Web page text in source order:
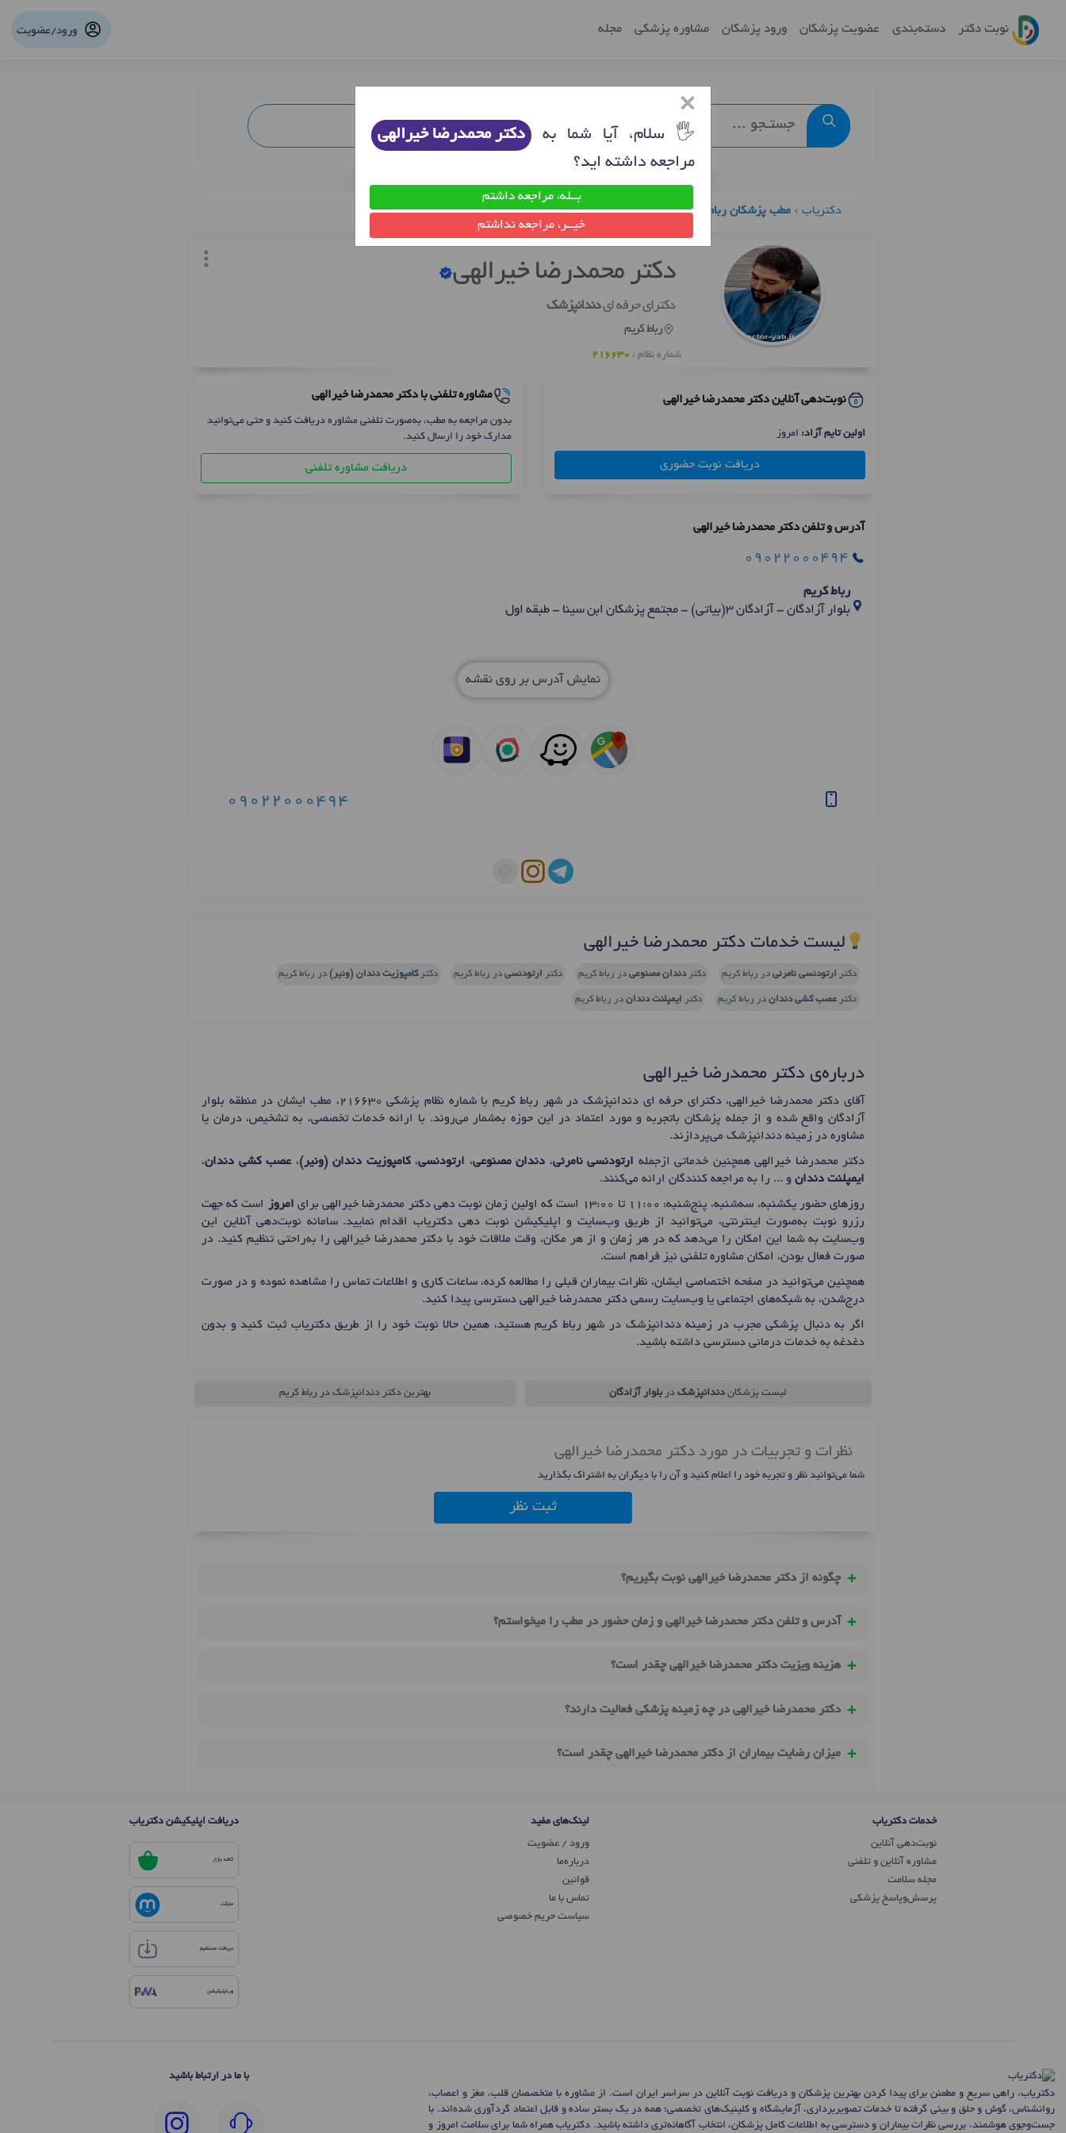
نوبت دکتر دسته‌بندی عضویت پزشکان ورود پزشکان مشاوره پزشکی مجله ورود/عضویت
دکتریاب مطب پزشکان رباط کریم دکتر دندانپزشک رباط کریم دکتر محمدرضا خیرالهی
دکتر محمدرضا خیرالهی
دکترای حرفه ایدندانپزشک
رباط کریم
شماره نظام : 216630
نوبت‌دهی آنلاین دکتر محمدرضا خیرالهی
اولین تایم آزاد: امروز
دریافت نوبت حضوری
مشاوره تلفنی با دکتر محمدرضا خیرالهی
بدون مراجعه به مطب، به‌صورت تلفنی مشاوره دریافت کنید و حتی می‌توانید
مدارک خود را ارسال کنید.
دریافت مشاوره تلفنی
آدرس و تلفن دکتر محمدرضا خیرالهی
09022000494
رباط کریم
بلوار آزادگان - آزادگان 3(بیاتی) - مجتمع پزشکان ابن سینا - طبقه اول
نمایش آدرس بر روی نقشه
09022000494
لیست خدمات دکتر محمدرضا خیرالهی
دکتر ارتودنسی نامرئی در رباط کریم دکتردندان مصنوعی در رباط کریم دکتر ارتودنسی در رباط کریم دکترکامپوزیت دندان (ونیر) در رباط کریم
دکتر عصب کشی دندان در رباط کریم دکتر ایمپلنت دندان در رباط کریم
درباره‌ی دکتر محمدرضا خیرالهی
آقای دکتر محمدرضا خیرالهی، دکترای حرفه ای دندانپزشک در شهر رباط کریم با شماره نظام پزشکی 216630، مطب ایشان در منطقه بلوار
آزادگان واقع شده و از جمله پزشکان باتجربه و مورد اعتماد در این حوزه به‌شمار می‌روند. با ارائه خدمات تخصصی، به تشخیص، درمان یا
مشاوره در زمینه دندانپزشک می‌پردازند.
دکتر محمدرضا خیرالهی همچنین خدماتی ازجمله ارتودنسی نامرئی، دندان مصنوعی، ارتودنسی،کامپوزیت دندان (ونیر)،عصب کشی دندان،
ایمپلنت دندان و ... را به مراجعه کنندگان ارائه می‌کنند.
روزهای حضور یکشنبه، سه‌شنبه، پنج‌شنبه: 11:00 تا 13:00 است که اولین زمان نوبت دهی دکتر محمدرضا خیرالهی برای
امروز
است که جهت
رزرو نوبت به‌صورت اینترنتی، می‌توانید از طریق وب‌سایت و اپلیکیشن نوبت دهی دکتریاب اقدام نمایید. سامانه نوبت‌دهی آنلاین این
وب‌سایت به شما این امکان را می‌دهد که در هر زمان و از هر مکان، وقت ملاقات خود با دکتر محمدرضا خیرالهی را به‌راحتی تنظیم کنید. در
صورت فعال بودن، امکان مشاوره تلفنی نیز فراهم است.
همچنین می‌توانید در صفحه اختصاصی ایشان، نظرات بیماران قبلی را مطالعه کرده، ساعات کاری و اطلاعات تماس را مشاهده نموده و در صورت
درج‌شدن، به شبکه‌های اجتماعی یا وب‌سایت رسمی دکتر محمدرضا خیرالهی دسترسی پیدا کنید.
اگر به دنبال پزشکی مجرب در زمینه دندانپزشک در شهر رباط کریم هستید، همین حالا نوبت خود را از طریق دکتریاب ثبت کنید و بدون
دغدغه به خدمات درمانی دسترسی داشته باشید.
لیست پزشکان دندانپزشکدر بلوار آزادگان بهترین دکتر دندانپزشک در رباط کریم
نظرات و تجربیات در مورد دکتر محمدرضا خیرالهی
شما می‌توانید نظر و تجربه خود را اعلام کنید و آن را با دیگران به اشتراک بگذارید
ثبت نظر
چگونه از دکتر محمدرضا خیرالهی نوبت بگیریم؟
آدرس و تلفن دکتر محمدرضا خیرالهی و زمان حضور در مطب را میخواستم؟
هزینه ویزیت دکتر محمدرضا خیرالهی چقدر است؟
دکتر محمدرضا خیرالهی در چه زمینه پزشکی فعالیت دارند؟
میزان رضایت بیماران از دکتر محمدرضا خیرالهی چقدر است؟
×
🖐 سلام، آیا شما به
دکتر محمدرضا خیرالهی
مراجعه داشته اید؟
بــله، مراجعه داشتم
خیــر، مراجعه نداشتم
خدمات دکتریاب
نوبت‌دهی آنلاین
مشاوره آنلاین و تلفنی
مجله سلامت
پرسش‌و‌پاسخ پزشکی
لینک‌های مفید
ورود / عضویت
درباره‌ما
قوانین
تماس ‌با ما
سیاست حریم خصوصی
دریافت اپلیکیشن دکتریاب
کافه بازار
مایکت
دریافت مستقیم
وب‌اپلیکیشن
دکتریاب، راهی سریع و مطمئن برای پیدا کردن بهترین پزشکان و دریافت نوبت آنلاین در سراسر ایران است. از مشاوره با متخصصان قلب، مغز و اعصاب،
روانشناس، گوش و حلق و بینی گرفته تا خدمات تصویربرداری، آزمایشگاه و کلینیک‌های تخصصی؛ همه در یک بستر ساده و قابل اعتماد گردآوری شده‌اند. با
جست‌وجوی هوشمند، بررسی نظرات بیماران و دسترسی به اطلاعات کامل پزشکان، انتخاب آگاهانه‌تری داشته باشید. دکتریاب همراه شما برای سلامت امروز و
با ما در ارتباط باشید